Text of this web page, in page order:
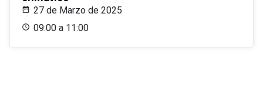
27 de Marzo de 2025
09:00 a 11:00